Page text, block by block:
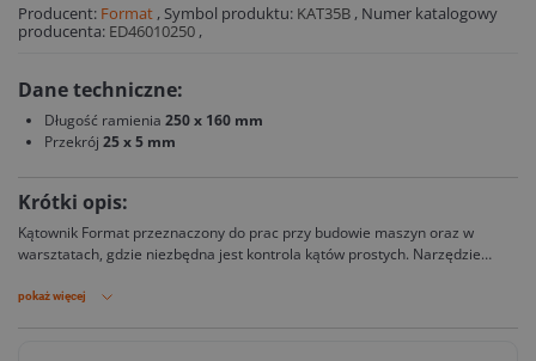
Producent: Format , Symbol produktu: KAT35B , Numer katalogowy
producenta: ED46010250 ,
Dane techniczne:
Długość ramienia 250 x 160 mm
Przekrój 25 x 5 mm
Krótki opis:
Kątownik Format przeznaczony do prac przy budowie maszyn oraz w
warsztatach, gdzie niezbędna jest kontrola kątów prostych. Narzędzie
pokaż więcej